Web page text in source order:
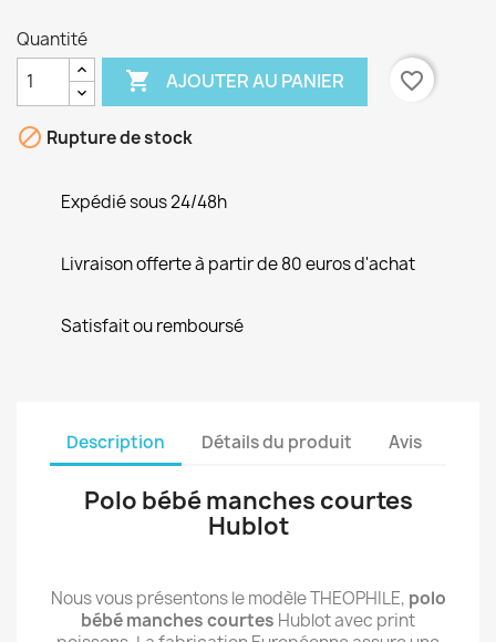
Quantité
 AJOUTER AU PANIER favorite_border
 Rupture de stock
Expédié sous 24/48h
Livraison offerte à partir de 80 euros d'achat
Satisfait ou remboursé
Description Détails du produit Avis
Polo bébé manches courtes
Hublot
Nous vous présentons le modèle THEOPHILE, polo
bébé manches courtes Hublot avec print